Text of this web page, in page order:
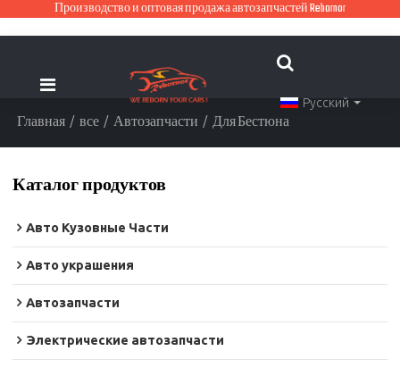
Производство и оптовая продажа автозапчастей Rebornor
Русский
Главная / все / Автозапчасти / Для Бестюна
Каталог продуктов
Авто Кузовные Части
Авто украшения
Автозапчасти
Электрические автозапчасти